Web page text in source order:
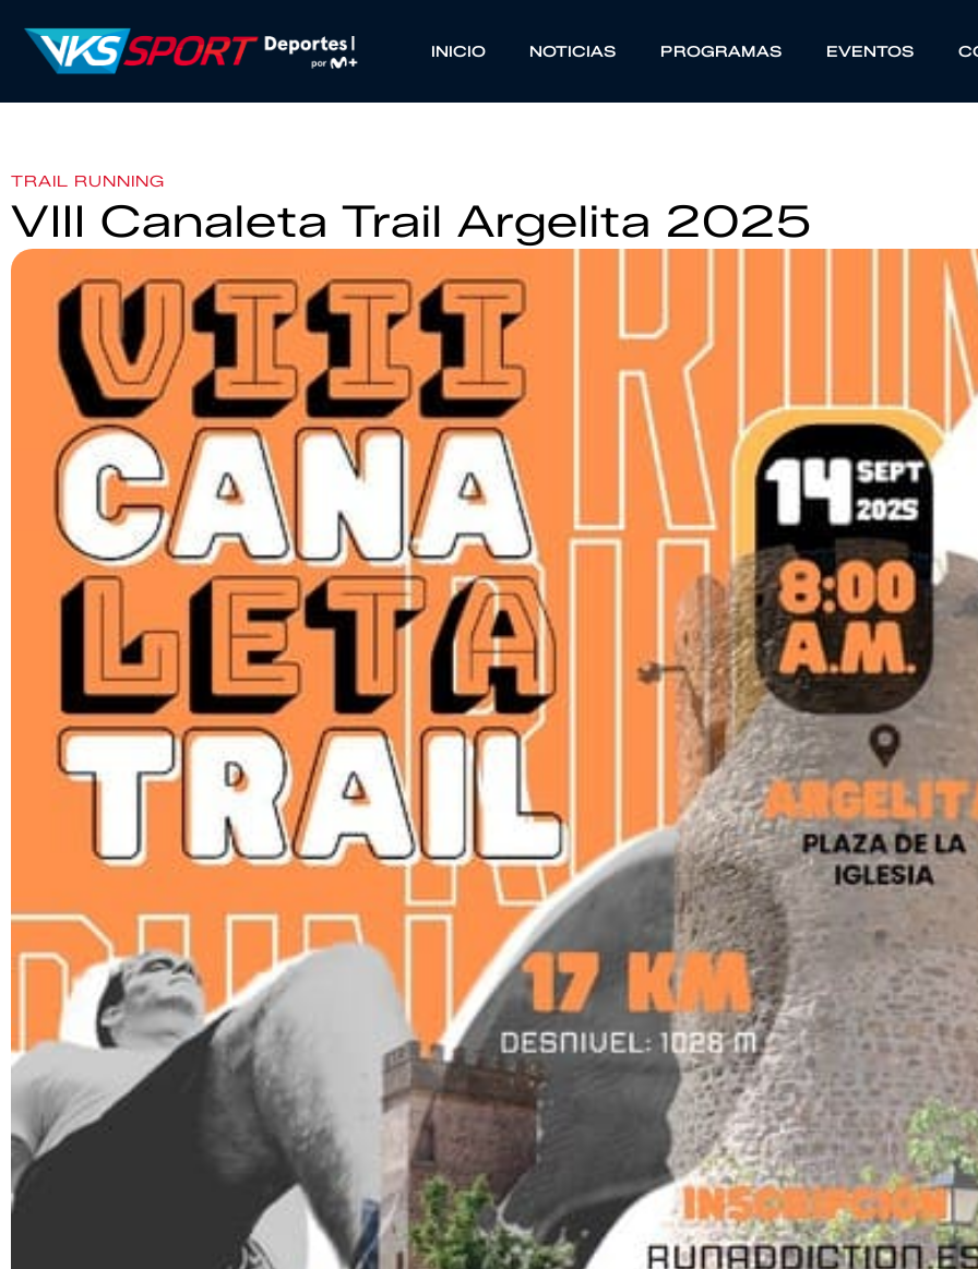
INICIO NOTICIAS PROGRAMAS EVENTOS
TRAIL RUNNING
VIII Canaleta Trail Argelita 2025